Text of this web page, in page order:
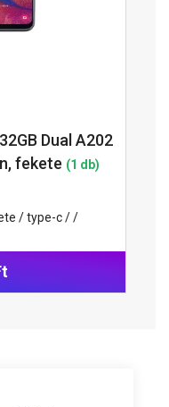
Dual A202
fekete (1 db)
/ type-c / /